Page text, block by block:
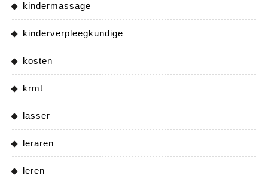
kindermassage
kinderverpleegkundige
kosten
krmt
lasser
leraren
leren